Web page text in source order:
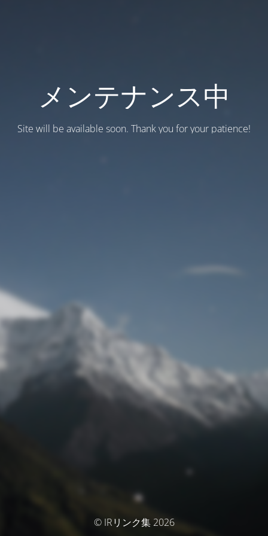
メンテナンス中
Site will be available soon. Thank you for your patience!
© IRリンク集 2026